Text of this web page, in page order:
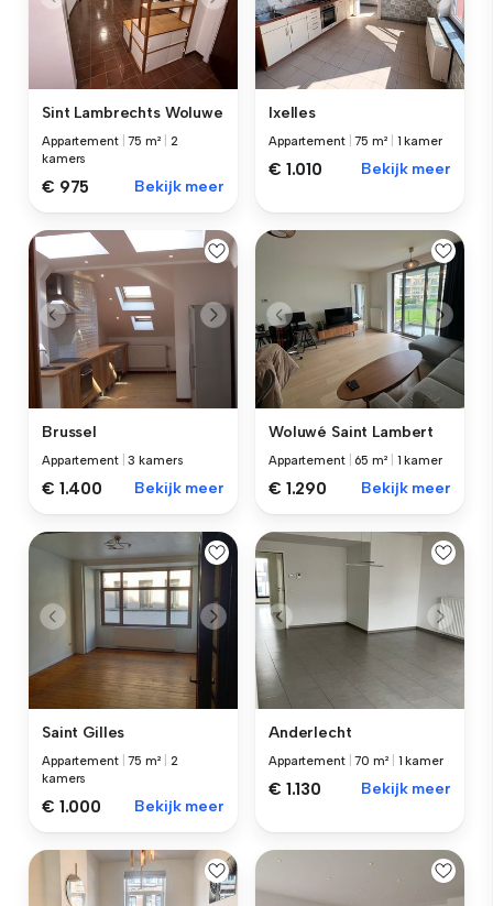
Sint Lambrechts Woluwe
Appartement |75 m²
2
kamers
€ 975 Bekijk meer
Ixelles
Appartement |75 m² 1 kamer
€ 1.010 Bekijk meer
Brussel
Appartement |3 kamers
€ 1.400 Bekijk meer
Woluwé Saint Lambert
Appartement 65 m² 1 kamer
€ 1.290 Bekijk meer
Saint Gilles
Appartement |75 m²
2
kamers
€ 1.000 Bekijk meer
Anderlecht
Appartement |70 m² 1 kamer
€ 1.130 Bekijk meer